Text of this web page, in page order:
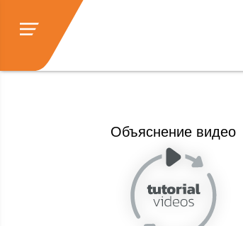
Объяснение видео